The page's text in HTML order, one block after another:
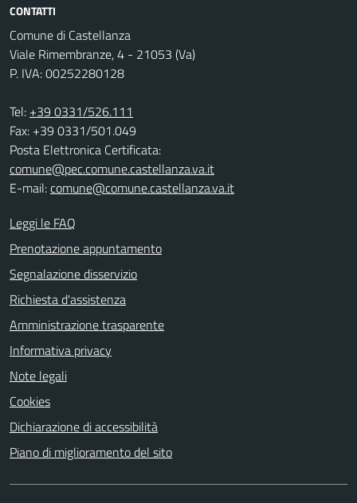
CONTATTI
Comune di Castellanza
Viale Rimembranze, 4 - 21053 (Va)
P. IVA: 00252280128
Tel: +39 0331/526.111
Fax: +39 0331/501.049
Posta Elettronica Certificata:
comune@pec.comune.castellanza.va.it
E-mail:comune@comune.castellanza.va.it
Leggi le FAQ
Prenotazione appuntamento
Segnalazione disservizio
Richiesta d'assistenza
Amministrazione trasparente
Informativa privacy
Note legali
Cookies
Dichiarazione di accessibilità
Piano di miglioramento del sito